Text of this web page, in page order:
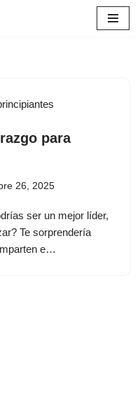
para
26, 2025
ser un mejor líder,
Te sorprendería
e…